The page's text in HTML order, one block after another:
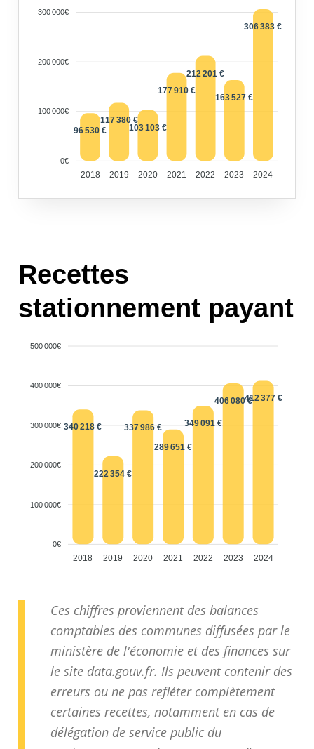
300 000€
200 000€
100 000€
0€
96 530 €
117 380 €
103 103 €
177 910 €
212 201 €
163 527 €
306 383 €
2018 2019 2020 2021 2022 2023 2024
Recettes
stationnement payant
500 000€
400 000€
300 000€
200 000€
100 000€
0€
340 218 €
222 354 €
337 986 €
289 651 €
349 091 €
406 080 €412 377 €
2018 2019 2020 2021 2022 2023 2024
Ces chiffres proviennent des balances
comptables des communes diffusées par le
ministère de l'économie et des finances sur
le site data.gouv.fr. Ils peuvent contenir des
erreurs ou ne pas refléter complètement
certaines recettes, notamment en cas de
délégation de service public du